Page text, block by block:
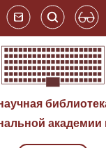
академии